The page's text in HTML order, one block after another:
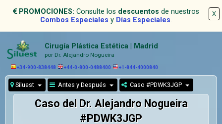
X
PROMOCIONES: Consulte los descuentos de nuestros
Combos Especiales y Días Especiales.
Cirugía Plástica Estética | Madrid
por Dr. Alejandro Nogueira
+34-900-838448 +44-0-800-0488400 +1-844-4000840
Siluest Antes y Después Caso #PDWK3JGP
Caso del Dr. Alejandro Nogueira
#PDWK3JGP